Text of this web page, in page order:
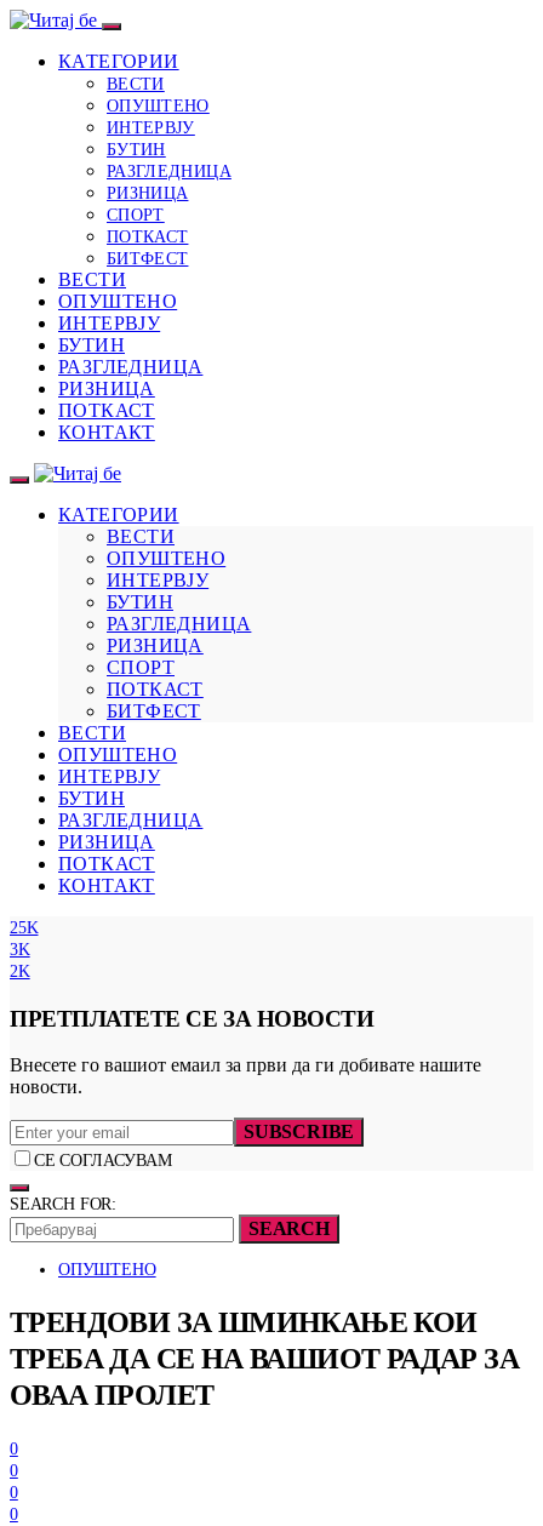
КАТЕГОРИИ
ВЕСТИ
ОПУШТЕНО
ИНТЕРВЈУ
БУТИН
РАЗГЛЕДНИЦА
РИЗНИЦА
СПОРТ
ПОТКАСТ
БИТФЕСТ
ВЕСТИ
ОПУШТЕНО
ИНТЕРВЈУ
БУТИН
РАЗГЛЕДНИЦА
РИЗНИЦА
ПОТКАСТ
КОНТАКТ
КАТЕГОРИИ
ВЕСТИ
ОПУШТЕНО
ИНТЕРВЈУ
БУТИН
РАЗГЛЕДНИЦА
РИЗНИЦА
СПОРТ
ПОТКАСТ
БИТФЕСТ
ВЕСТИ
ОПУШТЕНО
ИНТЕРВЈУ
БУТИН
РАЗГЛЕДНИЦА
РИЗНИЦА
ПОТКАСТ
КОНТАКТ
25K
3K
2K
ПРЕТПЛАТЕТЕ СЕ ЗА НОВОСТИ
Внесете го вашиот емаил за први да ги добивате нашите
новости.
SUBSCRIBE
СЕ СОГЛАСУВАМ
SEARCH FOR:
SEARCH
ОПУШТЕНО
ТРЕНДОВИ ЗА ШМИНКАЊЕ КОИ
ТРЕБА ДА СЕ НА ВАШИОТ РАДАР ЗА
ОВАА ПРОЛЕТ
0
0
0
0